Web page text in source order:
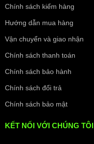
Chính sách kiểm hàng
Hướng dẫn mua hàng
Vận chuyển và giao nhận
Chính sách thanh toán
Chính sách bảo hành
Chính sách đổi trả
Chính sách bảo mật
KẾT NỐI VỚI CHÚNG TÔI